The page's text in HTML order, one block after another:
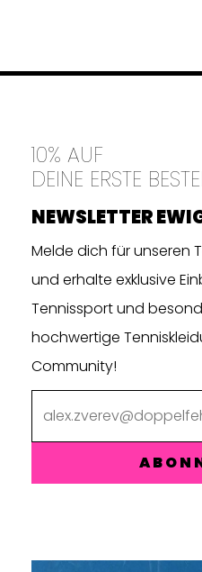
10% AUF
DEINE ERSTE
NEWSLETTER
Melde dich für unseren
und erhalte exklusive
Tennissport und
hochwertige
Community!